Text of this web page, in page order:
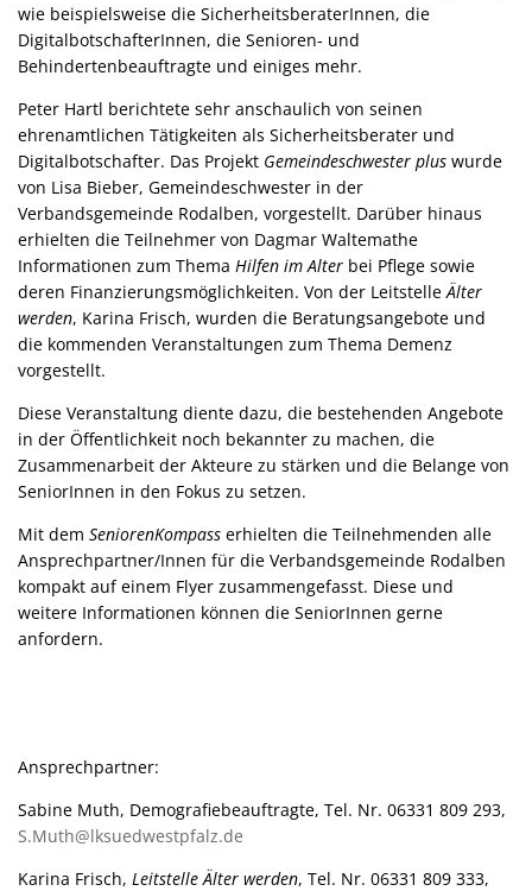
wie beispielsweise die SicherheitsberaterInnen, die
DigitalbotschafterInnen, die Senioren- und
Behindertenbeauftragte und einiges mehr.
Peter Hartl berichtete sehr anschaulich von seinen
ehrenamtlichen Tätigkeiten als Sicherheitsberater und
Digitalbotschafter. Das Projekt Gemeindeschwester plus wurde
von Lisa Bieber, Gemeindeschwester in der
Verbandsgemeinde Rodalben, vorgestellt. Darüber hinaus
erhielten die Teilnehmer von Dagmar Waltemathe
Informationen zum Thema Hilfen im Alter bei Pflege sowie
deren Finanzierungsmöglichkeiten. Von der Leitstelle Älter
werden, Karina Frisch, wurden die Beratungsangebote und
die kommenden Veranstaltungen zum Thema Demenz
vorgestellt.
Diese Veranstaltung diente dazu, die bestehenden Angebote
in der Öffentlichkeit noch bekannter zu machen, die
Zusammenarbeit der Akteure zu stärken und die Belange von
SeniorInnen in den Fokus zu setzen.
Mit dem SeniorenKompass erhielten die Teilnehmenden alle
Ansprechpartner/Innen für die Verbandsgemeinde Rodalben
kompakt auf einem Flyer zusammengefasst. Diese und
weitere Informationen können die SeniorInnen gerne
anfordern.
Ansprechpartner:
Sabine Muth, Demografiebeauftragte, Tel. Nr. 06331 809 293,
S.Muth@lksuedwestpfalz.de
Karina Frisch, Leitstelle Älter werden, Tel. Nr. 06331 809 333,